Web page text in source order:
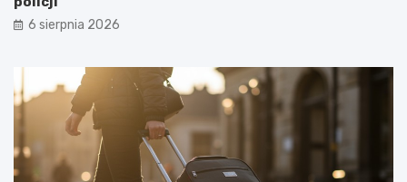
6 sierpnia 2026